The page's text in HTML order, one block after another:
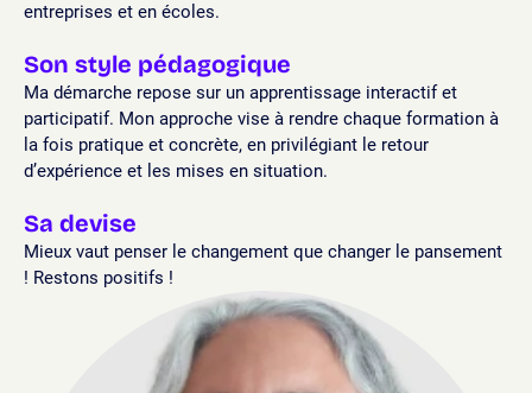
entreprises et en écoles.
Son style pédagogique
Ma démarche repose sur un apprentissage interactif et
participatif. Mon approche vise à rendre chaque formation à
la fois pratique et concrète, en privilégiant le retour
d’expérience et les mises en situation.
Sa devise
Mieux vaut penser le changement que changer le pansement
! Restons positifs !